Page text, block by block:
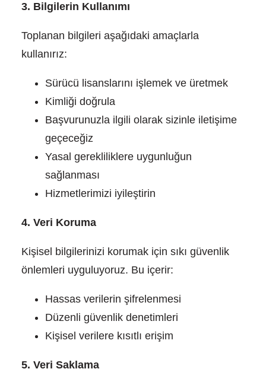
3. Bilgilerin Kullanımı
Toplanan bilgileri aşağıdaki amaçlarla
kullanırız:
Sürücü lisanslarını işlemek ve üretmek
Kimliği doğrula
Başvurunuzla ilgili olarak sizinle iletişime
geçeceğiz
Yasal gerekliliklere uygunluğun
sağlanması
Hizmetlerimizi iyileştirin
4. Veri Koruma
Kişisel bilgilerinizi korumak için sıkı güvenlik
önlemleri uyguluyoruz. Bu içerir:
Hassas verilerin şifrelenmesi
Düzenli güvenlik denetimleri
Kişisel verilere kısıtlı erişim
5. Veri Saklama